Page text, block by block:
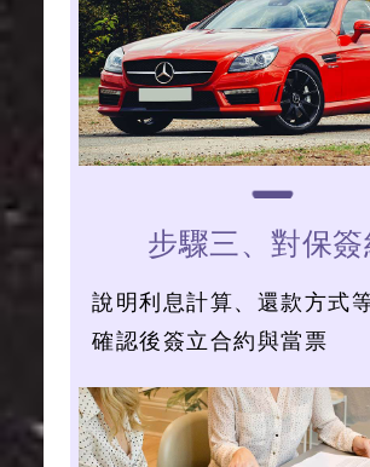
步驟三、對保簽
說明利息計算、還款方式
確認後簽立合約與當票